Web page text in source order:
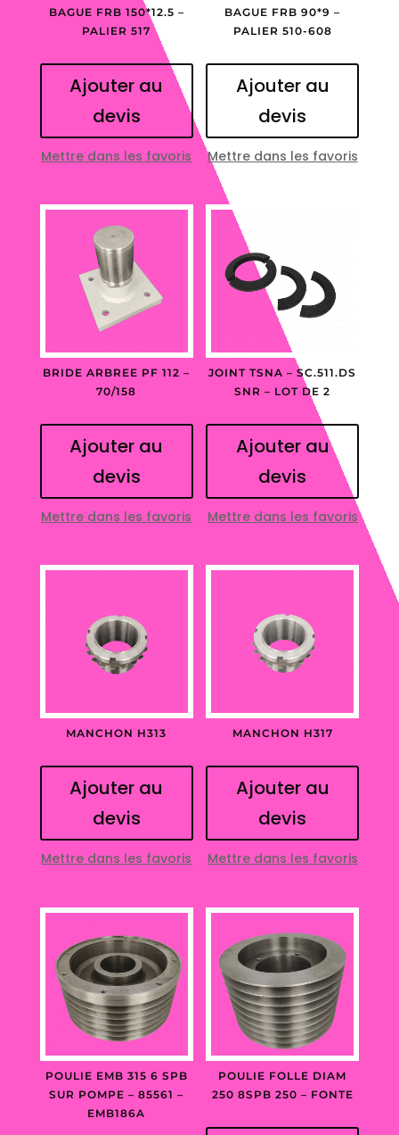
BAGUE FRB 150*12.5 –
PALIER 517
Ajouter au
devis
Mettre dans les favoris
BAGUE FRB 90*9 –
PALIER 510-608
Ajouter au
devis
Mettre dans les favoris
BRIDE ARBREE PF 112 –
70/158
Ajouter au
devis
Mettre dans les favoris
JOINT TSNA – SC.511.DS
SNR – LOT DE 2
Ajouter au
devis
Mettre dans les favoris
MANCHON H313
Ajouter au
devis
Mettre dans les favoris
MANCHON H317
Ajouter au
devis
Mettre dans les favoris
POULIE EMB 315 6 SPB
SUR POMPE – 85561 –
EMB186A
POULIE FOLLE DIAM
250 8SPB 250 – FONTE